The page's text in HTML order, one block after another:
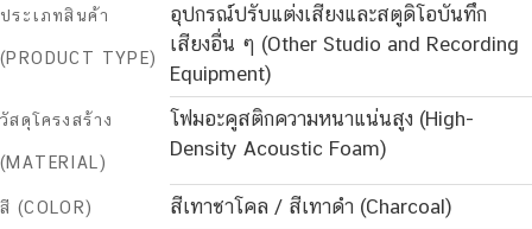
ประเภทสินค้า
(PRODUCT TYPE)
อุปกรณ์ปรับแต่งเสียงและสตูดิโอบันทึก
เสียงอื่น ๆ (Other Studio and Recording
Equipment)
วัสดุโครงสร้าง
(MATERIAL)
โฟมอะคูสติกความหนาแน่นสูง (High-
Density Acoustic Foam)
สี (COLOR) สีเทาชาโคล / สีเทาดำ (Charcoal)